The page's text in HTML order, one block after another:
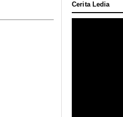
Cerita Ledia